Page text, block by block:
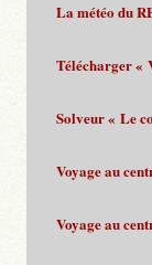
La météo du
Télécharger «
Solveur « Le
Voyage au
Voyage au